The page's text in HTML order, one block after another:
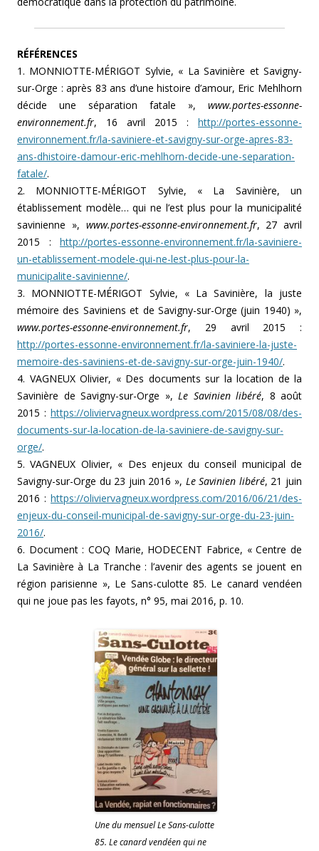
RÉFÉRENCES
1. MONNIOTTE-MÉRIGOT Sylvie, « La Savinière et Savigny-
sur-Orge : après 83 ans d’une histoire d’amour, Eric Mehlhorn
décide une séparation fatale », www.portes-essonne-
environnement.fr, 16 avril 2015 : http://portes-essonne-
environnement.fr/la-saviniere-et-savigny-sur-orge-apres-83-
ans-dhistoire-damour-eric-mehlhorn-decide-une-separation-
fatale/.
2. MONNIOTTE-MÉRIGOT Sylvie, « La Savinière, un
établissement modèle… qui ne l’est plus pour la municipalité
savinienne », www.portes-essonne-environnement.fr, 27 avril
2015 : http://portes-essonne-environnement.fr/la-saviniere-
un-etablissement-modele-qui-ne-lest-plus-pour-la-
municipalite-savinienne/.
3. MONNIOTTE-MÉRIGOT Sylvie, « La Savinière, la juste
mémoire des Saviniens et de Savigny-sur-Orge (juin 1940) »,
www.portes-essonne-environnement.fr, 29 avril 2015 :
http://portes-essonne-environnement.fr/la-saviniere-la-juste-
memoire-des-saviniens-et-de-savigny-sur-orge-juin-1940/.
4. VAGNEUX Olivier, « Des documents sur la location de la
Savinière de Savigny-sur-Orge », Le Savinien libéré, 8 août
2015 : https://oliviervagneux.wordpress.com/2015/08/08/des-
documents-sur-la-location-de-la-saviniere-de-savigny-sur-
orge/.
5. VAGNEUX Olivier, « Des enjeux du conseil municipal de
Savigny-sur-Orge du 23 juin 2016 », Le Savinien libéré, 21 juin
2016 : https://oliviervagneux.wordpress.com/2016/06/21/des-
enjeux-du-conseil-municipal-de-savigny-sur-orge-du-23-juin-
2016/.
6. Document : COQ Marie, HODECENT Fabrice, « Centre de
La Savinière à La Tranche : l’avenir des agents se jouent en
région parisienne », Le Sans-culotte 85. Le canard vendéen
qui ne joue pas les fayots, n° 95, mai 2016, p. 10.
Une du mensuel Le Sans-culotte
85. Le canard vendéen qui ne